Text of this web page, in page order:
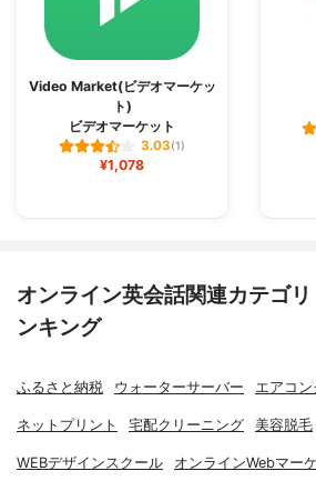
Video Market(ビデオマーケッ
ト)
ビデオマーケット
3.03(1)
¥1,078
オンライン英会話関連カテゴ
ンキング
ふるさと納税 ウォーターサーバー エアコ
ネットプリント 宅配クリーニング 美容脱毛
WEBデザインスクール オンラインWebマー